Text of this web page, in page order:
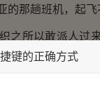
的那趟班机，起飞
所以敢派人过来
人所为，组织并
键的正确方式